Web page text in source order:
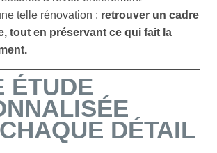
telle rénovation : retrouver un cadre
tout en préservant ce qui fait la
ÉTUDE
DÉTAIL